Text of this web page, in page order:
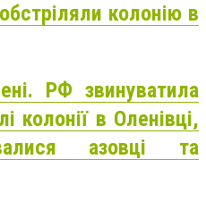
колонію в
РФ звинуватила
колонії в Оленівці,
азовці та